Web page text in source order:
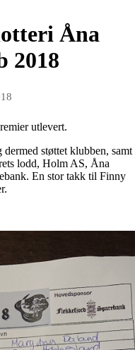
Åna
2018
utlevert.
støttet klubben, samt
lodd, Holm AS, Åna
En stor takk til Finny